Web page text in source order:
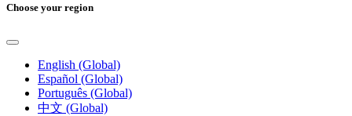
Choose your region
English (Global)
Español (Global)
Português (Global)
中文 (Global)